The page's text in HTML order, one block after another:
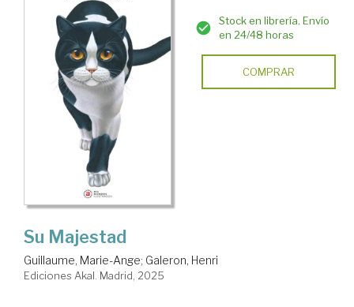
Stock en librería. Envío
en 24/48 horas
COMPRAR
Su Majestad
Guillaume, Marie-Ange; Galeron, Henri
Ediciones Akal. Madrid, 2025